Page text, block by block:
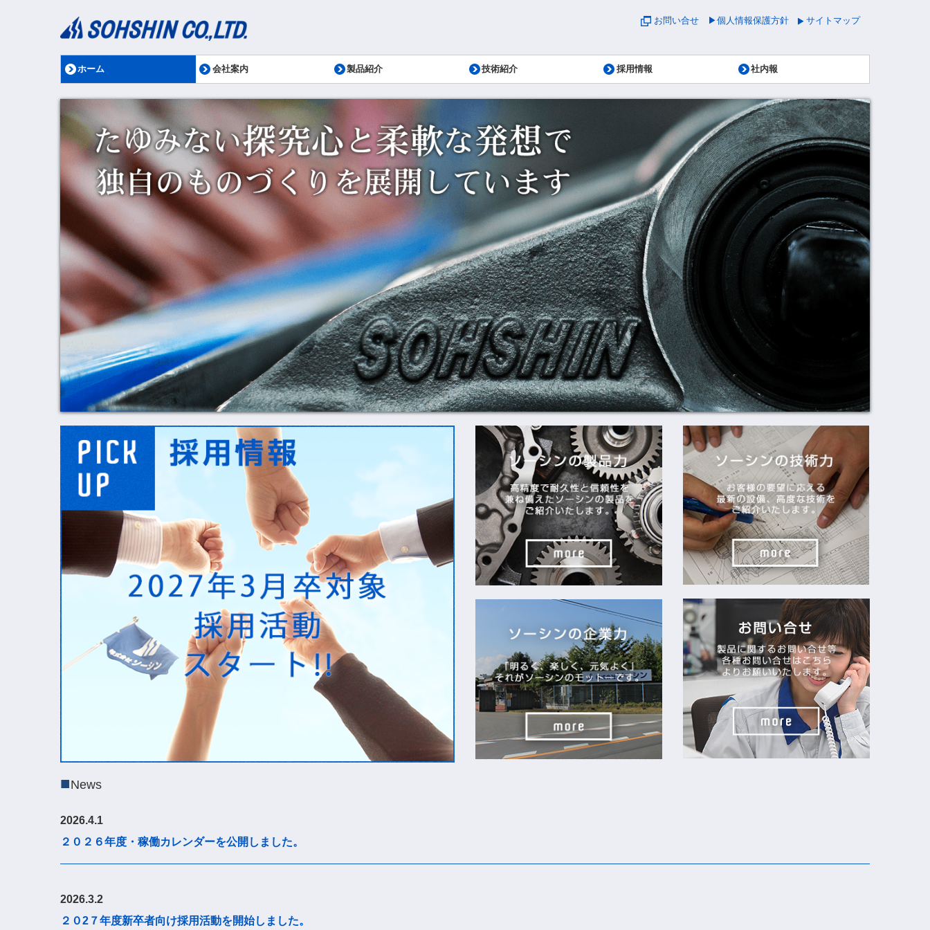
お問い合せ ▶個人情報保護方針 サイトマップ
ホーム 会社案内
会社概要
社長メッセージ
調達方針
業績
行動計画
稼働カレンダー
部品代理店・指定サービス工場
健康優良企業「銀」の認定取得
環境への取り組み
製品紹介
エンジン部品
トランスミッション部品
駆動部品
シャシ部品
カプラ（連結器）
トレーラー用車軸
ＨＶ部品
資料ダウンロード
技術紹介
研究開発
生産技術
採用情報
契約・期間従業員募集要項
キャリア採用募集要項
社内報
■News
2026.4.1
２０２６年度・稼働カレンダーを公開し ました。
2026.3.2
２０2７年度新卒者向け採用活動を開始しました。